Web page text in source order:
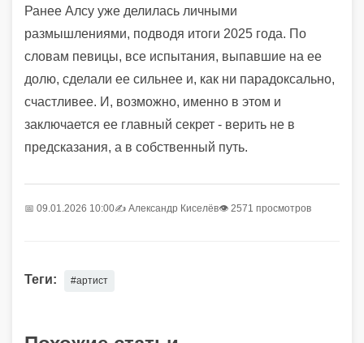
Ранее Алсу уже делилась личными
размышлениями, подводя итоги 2025 года. По
словам певицы, все испытания, выпавшие на ее
долю, сделали ее сильнее и, как ни парадоксально,
счастливее. И, возможно, именно в этом и
заключается ее главный секрет - верить не в
предсказания, а в собственный путь.
📅 09.01.2026 10:00✍️ Александр Киселёв👁 2571 просмотров
Теги: #артист